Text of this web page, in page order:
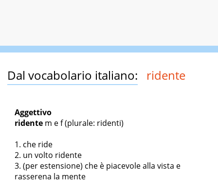
Dal vocabolario italiano: ridente
Aggettivo
ridente m ef(plurale: ridenti)
che ride
un volto ridente
(per estensione) che è piacevole alla vista e
rasserena la mente